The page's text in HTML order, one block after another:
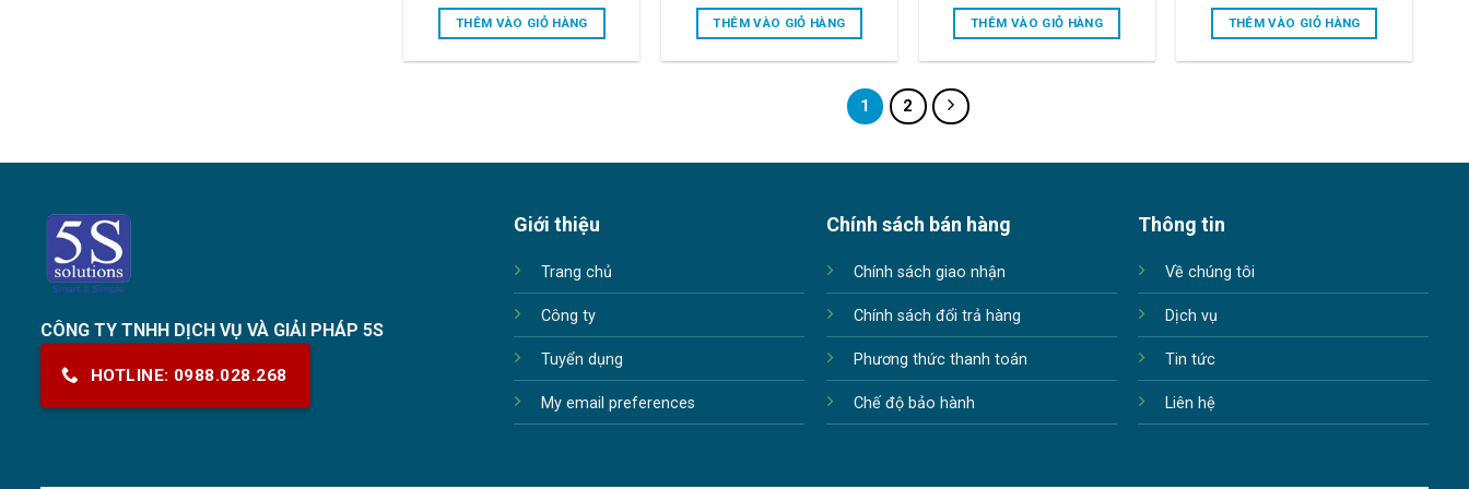
was:
85.000.000₫.
THÊM VÀO GIỎ HÀNG
was:
85.000.000₫.
THÊM VÀO GIỎ HÀNG
was:
85.500.000₫.
THÊM VÀO GIỎ HÀNG
was:
132.000.000₫.
THÊM VÀO GIỎ HÀNG
1 2
CÔNG TY TNHH DỊCH VỤ VÀ GIẢI PHÁP 5S
HOTLINE: 0988.028.268
Giới thiệu
Trang chủ
Công ty
Tuyển dụng
My email preferences
Chính sách bán hàng
Chính sách giao nhận
Chính sách đổi trả hàng
Phương thức thanh toán
Chế độ bảo hành
Thông tin
Về chúng tôi
Dịch vụ
Tin tức
Liên hệ